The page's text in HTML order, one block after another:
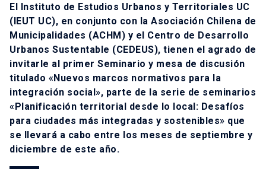
El Instituto de Estudios Urbanos y Territoriales UC
(IEUT UC), en conjunto con la Asociación Chilena de
Municipalidades (ACHM) y el Centro de Desarrollo
Urbanos Sustentable (CEDEUS), tienen el agrado de
invitarle al primer Seminario y mesa de discusión
titulado «Nuevos marcos normativos para la
integración social», parte de la serie de seminarios
«Planificación territorial desde lo local: Desafíos
para ciudades más integradas y sostenibles» que
se llevará a cabo entre los meses de septiembre y
diciembre de este año.